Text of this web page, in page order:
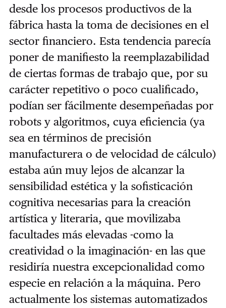
desde los procesos productivos de la
fábrica hasta la toma de decisiones en el
sector financiero. Esta tendencia parecía
poner de manifiesto la reemplazabilidad
de ciertas formas de trabajo que, por su
carácter repetitivo o poco cualificado,
podían ser fácilmente desempeñadas por
robots y algoritmos, cuya eficiencia (ya
sea en términos de precisión
manufacturera o de velocidad de cálculo)
estaba aún muy lejos de alcanzar la
sensibilidad estética y la sofisticación
cognitiva necesarias para la creación
artística y literaria, que movilizaba
facultades más elevadas -como la
creatividad o la imaginación- en las que
residiría nuestra excepcionalidad como
especie en relación a la máquina. Pero
actualmente los sistemas automatizados